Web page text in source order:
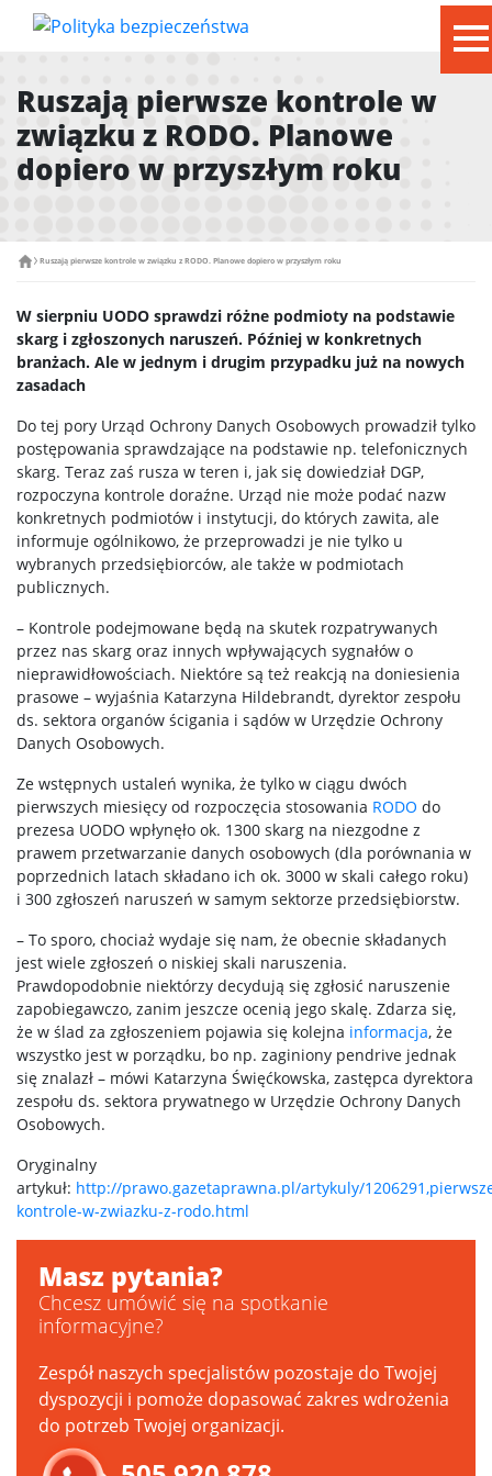
Ruszają pierwsze kontrole w
związku z RODO. Planowe
dopiero w przyszłym roku
Ruszają pierwsze kontrole w związku z RODO. Planowe dopiero w przyszłym roku
W sierpniu UODO sprawdzi różne podmioty na podstawie
skarg i zgłoszonych naruszeń. Później w konkretnych
branżach. Ale w jednym i drugim przypadku już na nowych
zasadach
Do tej pory Urząd Ochrony Danych Osobowych prowadził tylko
postępowania sprawdzające na podstawie np. telefonicznych
skarg. Teraz zaś rusza w teren i, jak się dowiedział DGP,
rozpoczyna kontrole doraźne. Urząd nie może podać nazw
konkretnych podmiotów i instytucji, do których zawita, ale
informuje ogólnikowo, że przeprowadzi je nie tylko u
wybranych przedsiębiorców, ale także w podmiotach
publicznych.
– Kontrole podejmowane będą na skutek rozpatrywanych
przez nas skarg oraz innych wpływających sygnałów o
nieprawidłowościach. Niektóre są też reakcją na doniesienia
prasowe – wyjaśnia Katarzyna Hildebrandt, dyrektor zespołu
ds. sektora organów ścigania i sądów w Urzędzie Ochrony
Danych Osobowych.
Ze wstępnych ustaleń wynika, że tylko w ciągu dwóch
pierwszych miesięcy od rozpoczęcia stosowania RODO do
prezesa UODO wpłynęło ok. 1300 skarg na niezgodne z
prawem przetwarzanie danych osobowych (dla porównania w
poprzednich latach składano ich ok. 3000 w skali całego roku)
i 300 zgłoszeń naruszeń w samym sektorze przedsiębiorstw.
– To sporo, chociaż wydaje się nam, że obecnie składanych
jest wiele zgłoszeń o niskiej skali naruszenia.
Prawdopodobnie niektórzy decydują się zgłosić naruszenie
zapobiegawczo, zanim jeszcze ocenią jego skalę. Zdarza się,
że w ślad za zgłoszeniem pojawia się kolejna informacja, że
wszystko jest w porządku, bo np. zaginiony pendrive jednak
się znalazł – mówi Katarzyna Święćkowska, zastępca dyrektora
zespołu ds. sektora prywatnego w Urzędzie Ochrony Danych
Osobowych.
Oryginalny
artykuł: http://prawo.gazetaprawna.pl/artykuly/
kontrole-w-zwiazku-z-rodo.html
Masz pytania?
Chcesz umówić się na spotkanie
informacyjne?
Zespół naszych specjalistów pozostaje do Twojej
dyspozycji i pomoże dopasować zakres wdrożenia
do potrzeb Twojej organizacji.